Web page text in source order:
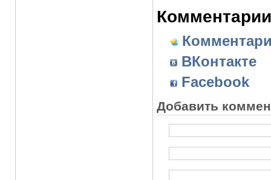
ВКонтакте
Facebook
Добавить